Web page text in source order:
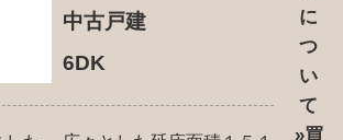
中古戸建
6DK
に
つ
い
て
»買